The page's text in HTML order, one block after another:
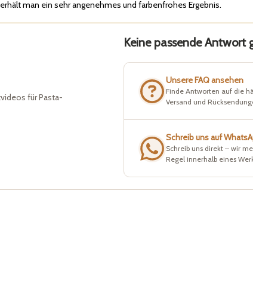
man ein sehr angenehmes und farbenfrohes Ergebnis.
für Pasta-
Keine passende Antwort
Unsere FAQ ansehen
Finde Antworten auf die
Versand und
Schreib uns auf
Schreib uns direkt – wir
Regel innerhalb eines